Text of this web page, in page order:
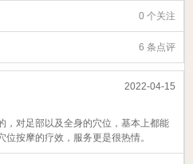
0 个关注
6 条点评
2022-04-15
，对足部以及全身的穴位，基本上都能
按摩的疗效，服务更是很热情。